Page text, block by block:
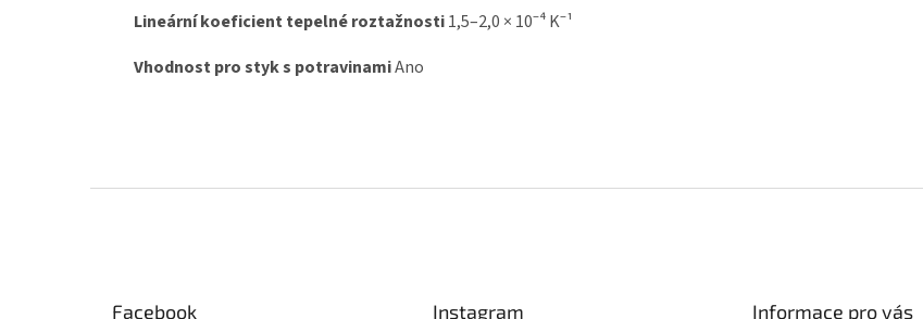
Lineární koeficient tepelné roztažnosti1,5–2,0 × 10⁻⁴ K⁻¹
Vhodnost pro styk s potravinamiAno
Facebook Instagram Informace pro vás